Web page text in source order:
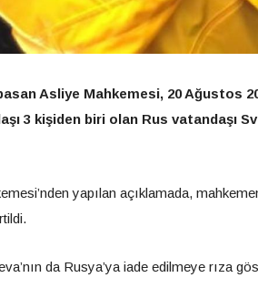
Asliye Mahkemesi, 20 Ağustos
3 kişiden biri olan Rus vatandaşı
yapılan açıklamada,
da Rusya’ya iade edilmeye rıza